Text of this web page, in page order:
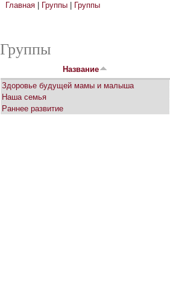
Вы здесь
Главная Группы Группы
Группы
Название
Здоровье будущей мамы и малыша
Наша семья
Раннее развитие